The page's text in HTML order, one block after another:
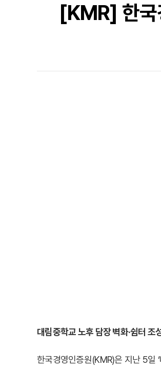
[KMR] 한국
대림중학교 노후 담장 벽화·쉼터
한국경영인증원(KMR)은 지난 5일